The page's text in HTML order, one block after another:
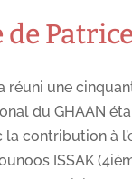
de
réuni une
du GHAAN
la contribution à
ISSAK